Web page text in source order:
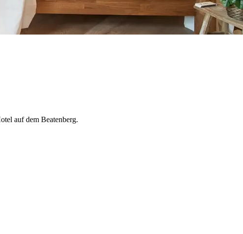
auf dem Beatenberg.